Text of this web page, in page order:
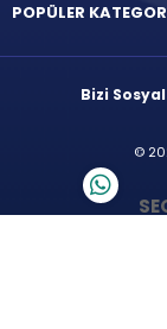
POPÜLER
Bizi
©